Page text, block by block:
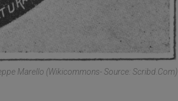
Marello (Wikicommons- Source: Scribd.com)